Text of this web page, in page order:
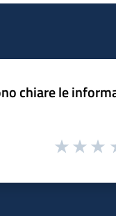
chiare le